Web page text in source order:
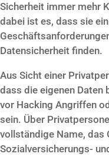
Sicherheit immer mehr
dabei ist es, dass sie
Datensicherheit finden.
Aus Sicht einer
dass die eigenen
vor Hacking Angriffen
sein. Über
vollständige Name, das
Sozialversicherungs-